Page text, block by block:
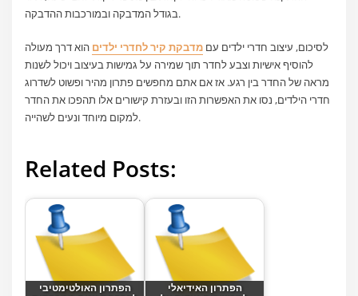
בגודל המדבקה ובמורכבות ההדבקה.
לסיכום, עיצוב חדרי ילדים עם מדבקת קיר לחדרי ילדים הוא דרך מעולה
להוסיף אישיות וצבע לחדר תוך שמירה על גמישות בעיצוב ויכול לשנות
מראה של החדר בין רגע. אז אם אתם מחפשים פתרון מהיר ופשוט לשדרוג
חדרי הילדים, נסו את האפשרות הזו ובעזרת קישורים אלו תהפכו את החדר
למקום מיוחד ונעים לשהייה.
Related Posts:
הפתרון האולטימטיבי
הפתרון האידיאלי